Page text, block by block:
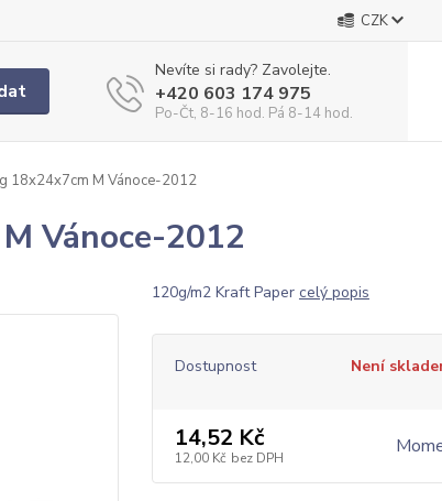
CZK
Nevíte si rady? Zavolejte.
+420 603 174 975
Po-Čt, 8-16 hod. Pá 8-14 hod.
18x24x7cm M Vánoce-2012
Vánoce-2012
120g/m2 Kraft Paper celý popis
Dostupnost Není
14,52 Kč
12,00 Kč bez DPH